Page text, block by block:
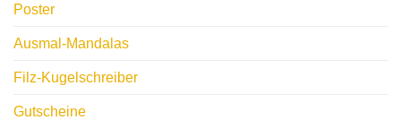
Poster
Ausmal-Mandalas
Filz-Kugelschreiber
Gutscheine